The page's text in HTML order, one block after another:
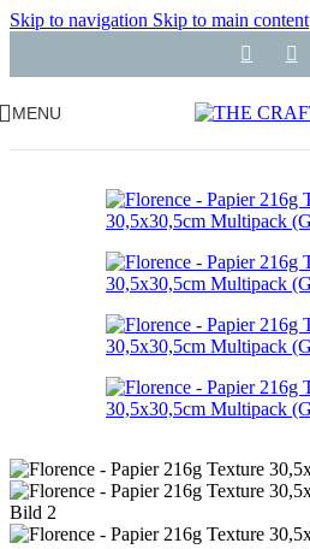
Skip to navigation Skip to main content
MENU